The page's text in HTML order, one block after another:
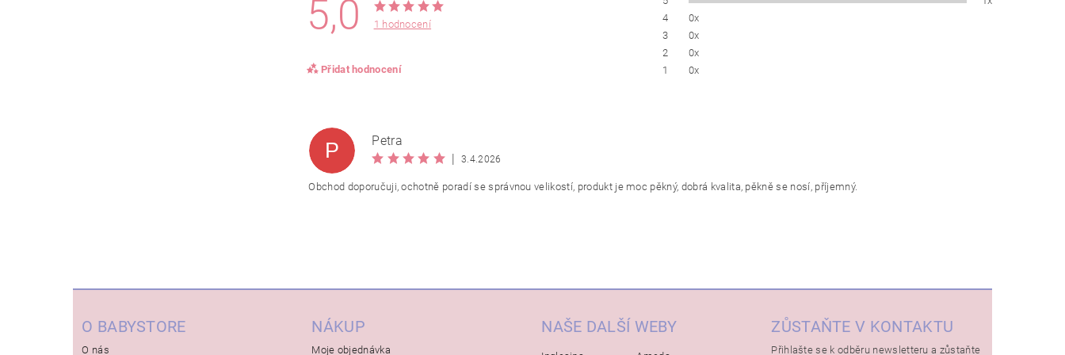
5,0 1 hodnocení
Přidat hodnocení
4
0x
3
0x
2
0x
1
0x
P
Petra
|
3.4.2026
Obchod doporučuji, ochotně poradí se správnou velikostí, produkt je moc pěkný, dobrá kvalita, pěkně se nosí, příjemný.
O BABYSTORE
O nás
NÁKUP
Moje objednávka
NAŠE DALŠÍ WEBY ZŮSTAŇTE V KONTAKTU
Přihlašte se k odběru newsletteru a zůstaňte